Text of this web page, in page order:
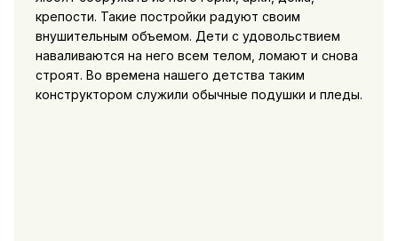
крепости. Такие постройки радуют своим
внушительным объемом. Дети с удовольствием
наваливаются на него всем телом, ломают и снова
строят. Во времена нашего детства таким
конструктором служили обычные подушки и пледы.